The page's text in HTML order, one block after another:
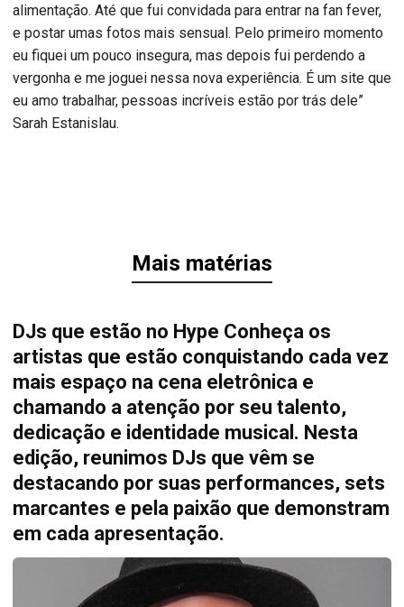
alimentação. Até que fui convidada para entrar na fan fever,
e postar umas fotos mais sensual. Pelo primeiro momento
eu fiquei um pouco insegura, mas depois fui perdendo a
vergonha e me joguei nessa nova experiência. É um site que
eu amo trabalhar, pessoas incríveis estão por trás dele”
Sarah Estanislau.
Mais matérias
DJs que estão no Hype Conheça os
artistas que estão conquistando cada vez
mais espaço na cena eletrônica e
chamando a atenção por seu talento,
dedicação e identidade musical. Nesta
edição, reunimos DJs que vêm se
destacando por suas performances, sets
marcantes e pela paixão que demonstram
em cada apresentação.